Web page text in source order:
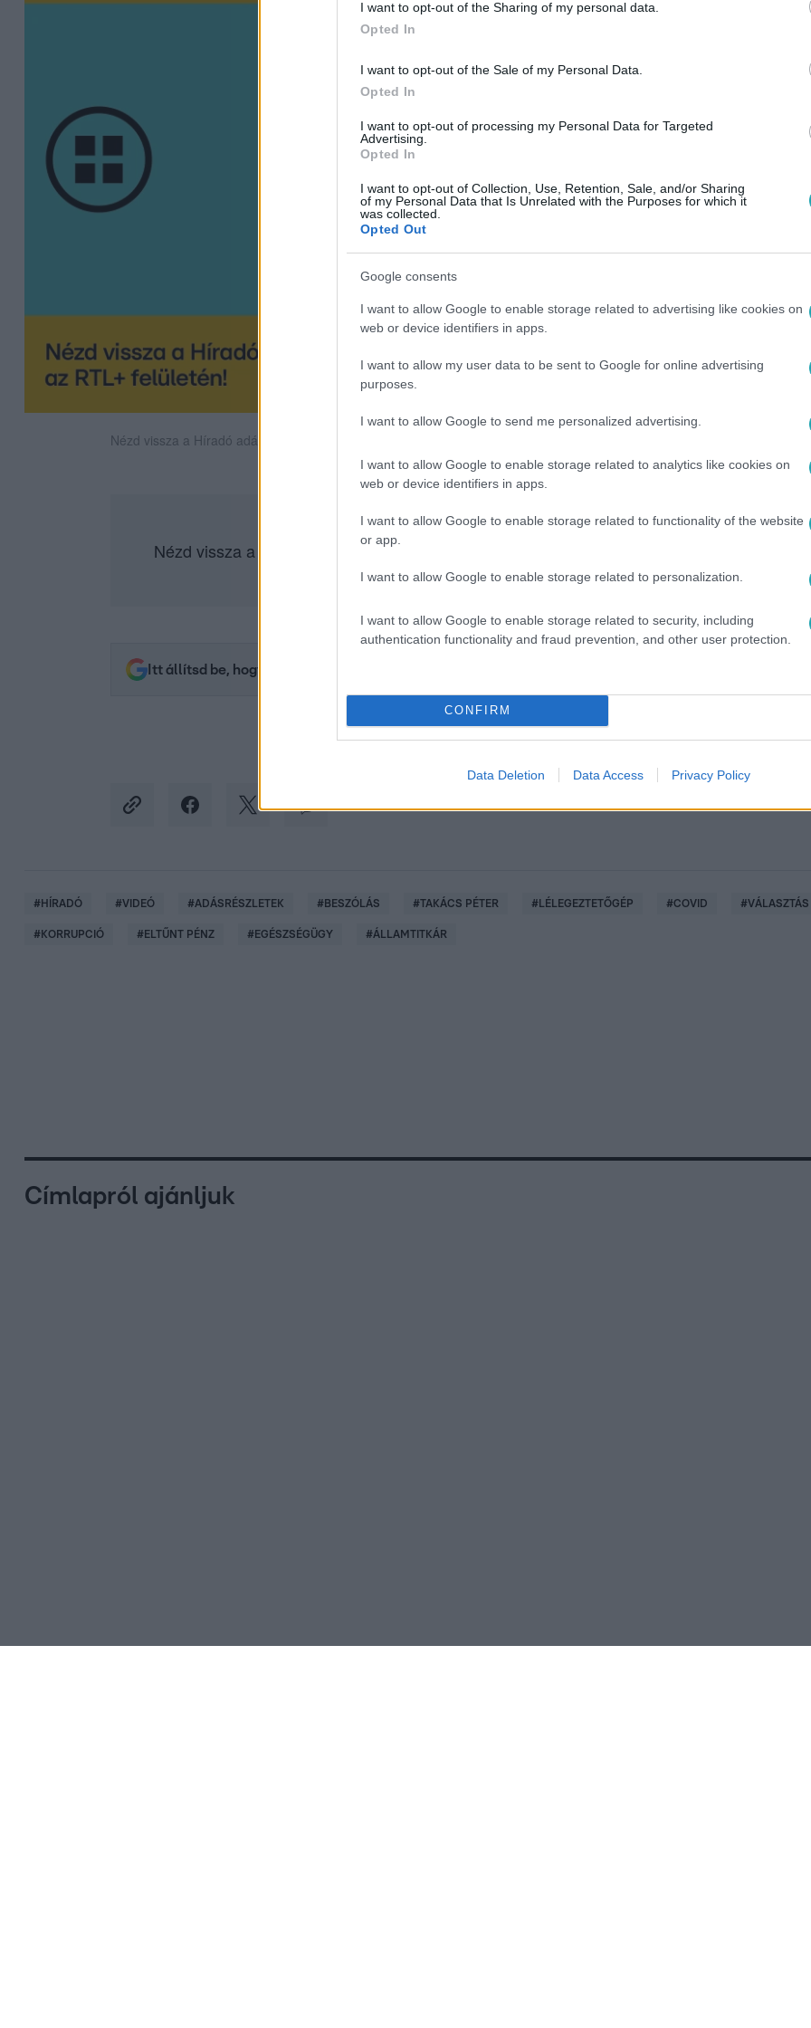
I want to opt-out of the Sharing of my personal data.
Opted In
I want to opt-out of the Sale of my Personal Data.
Opted In
I want to opt-out of processing my Personal Data for Targeted
Advertising.
Opted In
I want to opt-out of Collection, Use, Retention, Sale, and/or Sharing
of my Personal Data that Is Unrelated with the Purposes for which it
was collected.
Opted Out
Google consents
I want to allow Google to enable storage related to advertising like cookies on
web or device identifiers in apps.
I want to allow my user data to be sent to Google for online advertising
purposes.
I want to allow Google to send me personalized advertising.
I want to allow Google to enable storage related to analytics like cookies on
web or device identifiers in apps.
I want to allow Google to enable storage related to functionality of the website
or app.
I want to allow Google to enable storage related to personalization.
I want to allow Google to enable storage related to security, including
authentication functionality and fraud prevention, and other user protection.
CONFIRM
Data Deletion Data Access Privacy Policy
Nézd vissza a Híradó adásait az RTL+ felületén!
Nézd vissza a teljes műsort azRTL+ Premiumon
Itt állítsd be, hogy az RTL.hu az elsők között legyen a Google-találatokban!
#HÍRADÓ #VIDEÓ #ADÁSRÉSZLETEK #BESZÓLÁS #TAKÁCS PÉTER # LÉLEGEZTETŐGÉP #COVID #
#KORRUPCIÓ #ELTŰNT PÉNZ #EGÉSZSÉGÜGY #ÁLLAMTITKÁR
Címlapról ajánljuk